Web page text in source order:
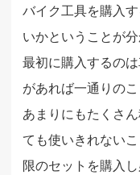
バイク工具を購入
いかということが分
最初に購入するの
があれば一通りの
あまりにもたくさ
ても使いきれない
限のセットを購入